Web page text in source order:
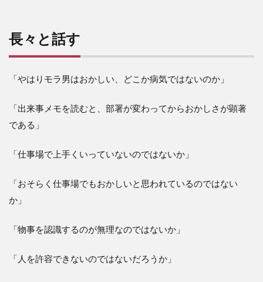
長々と話す
「やはりモラ男はおかしい、どこか病気ではないのか」
「出来事メモを読むと、部署が変わってからおかしさが顕著
である」
「仕事場で上手くいっていないのではないか」
「おそらく仕事場でもおかしいと思われているのではない
か」
「物事を認識するのが無理なのではないか」
「人を許容できないのではないだろうか」